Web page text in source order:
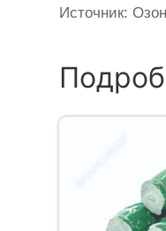
Источник: Озон